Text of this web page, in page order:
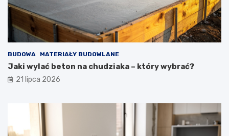
BUDOWA MATERIAŁY BUDOWLANE
Jaki wylać beton na chudziaka – który wybrać?
21 lipca 2026